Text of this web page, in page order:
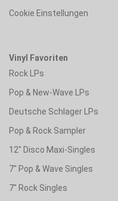
Cookie Einstellungen
Vinyl Favoriten
Rock LPs
Pop & New-Wave LPs
Deutsche Schlager LPs
Pop & Rock Sampler
12" Disco Maxi-Singles
7" Pop & Wave Singles
7" Rock Singles